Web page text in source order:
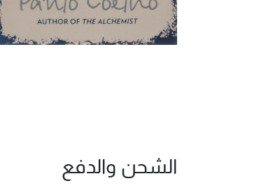
الشحن والدفع